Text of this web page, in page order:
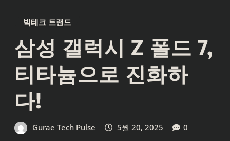
빅테크 트랜드
삼성 갤럭시 Z 폴드 7,
티타늄으로 진화하
다!
Gurae Tech Pulse 5월 20, 2025 0